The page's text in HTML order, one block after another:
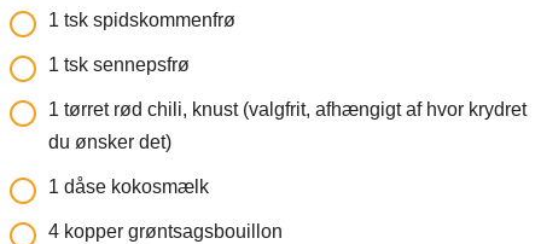
1 tsk spidskommenfrø
1 tsk sennepsfrø
1 tørret rød chili, knust (valgfrit, afhængigt af hvor krydret
du ønsker det)
1 dåse kokosmælk
4 kopper grøntsagsbouillon